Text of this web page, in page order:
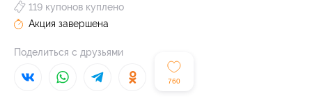
760
119 купонов куплено
Акция завершена
Поделиться с друзьями